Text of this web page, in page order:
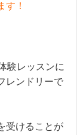
す！
験レッスンに
レンドリーで
受けることが